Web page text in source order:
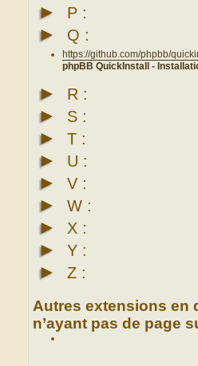
► P :
► Q :
https://github.com/phpbb/
phpBB QuickInstall -
► R :
► S :
► T :
► U :
► V :
► W :
► X :
► Y :
► Z :
Autres extensions en
n’ayant pas de page